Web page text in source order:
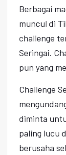
Berbagai
muncul di
challenge
Seringai.
pun yang
Challenge
diminta
paling lucu
berusaha